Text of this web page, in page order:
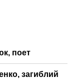
поет
загиблий